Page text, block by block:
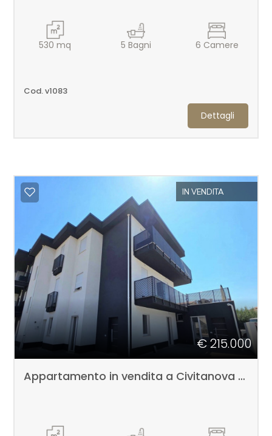
530 mq 5 Bagni 6 Camere
Cod. v1083
Dettagli
IN VENDITA
€ 215.000
Appartamento in vendita a Civitanova Marche